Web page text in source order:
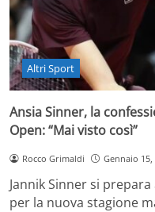
Altri Sport
Ansia Sinner, la
Open: “Mai visto così”
Rocco Grimaldi Gennaio 15,
Jannik Sinner si
per la nuova stagione